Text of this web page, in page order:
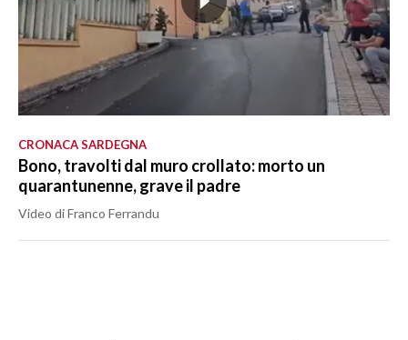
CRONACA SARDEGNA
Bono, travolti dal muro crollato: morto un
quarantunenne, grave il padre
Video di Franco Ferrandu